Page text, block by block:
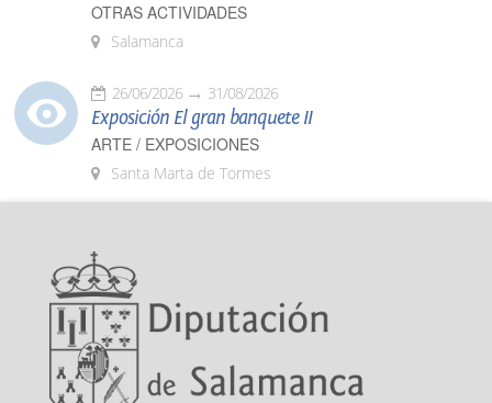
OTRAS ACTIVIDADES
Salamanca
26/06/2026 31/08/2026
Exposición El gran banquete II
ARTE / EXPOSICIONES
Santa Marta de Tormes